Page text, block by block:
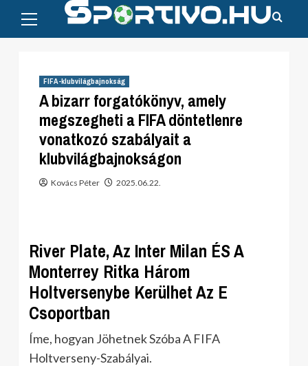
content
Menu
FIFA-klubvilágbajnokság
A bizarr forgatókönyv, amely
megszegheti a FIFA döntetlenre
vonatkozó szabályait a
klubvilágbajnokságon
Kovács Péter 2025.06.22.
River Plate, Az Inter Milan ÉS A
Monterrey Ritka Három
Holtversenybe Kerülhet Az E
Csoportban
Íme, hogyan Jöhetnek Szóba A FIFA
Holtverseny-Szabályai.